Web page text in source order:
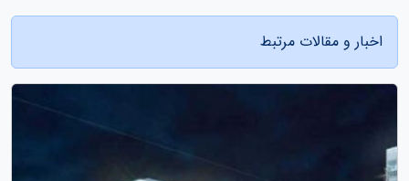
اخبار و مقالات مرتبط